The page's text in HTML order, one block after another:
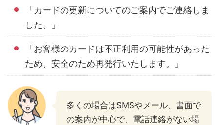
「カードの更新についてのご案内でご連絡しま
した。」
「お客様のカードは不正利用の可能性があった
ため、安全のため再発行いたします。」
多くの場合はSMSやメール、書面で
の案内が中心で、電話連絡がない場